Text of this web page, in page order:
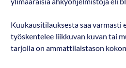
Kuukausitilauksesta saa varmasti
työskentelee liikkuvan kuvan tai
tarjolla on ammattilaistason